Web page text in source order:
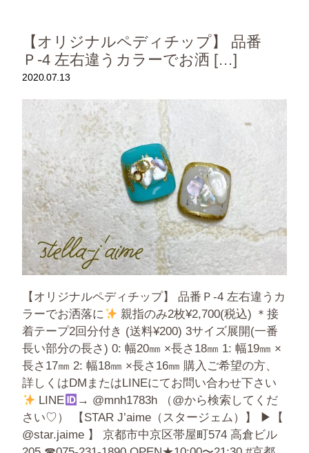
【オリジナルペディチップ】 品番
Ｐ-4 左右違うカラーでお洒 […]
2020.07.13
【オリジナルペディチップ】 品番Ｐ-4 左右違うカ
ラーでお洒落に
親指のみ2枚¥2,700(税込) ＊接
着テープ2回分付き (送料¥200) 3サイズ展開(一番
長い部分の長さ) 0: 幅20㎜ ×長さ18㎜ 1: 幅19㎜ ×
長さ17㎜ 2: 幅18㎜ ×長さ16㎜ 購入ご希望の方、
詳しくはDMまたはLINEにてお問い合わせ下さい
LINE
→ @mnh1783h （@から検索してくだ
さい♡） 【STAR J’aime（スタージェム）】 ▶︎【
@star.jaime 】 京都市中京区帯屋町574 高倉ビル